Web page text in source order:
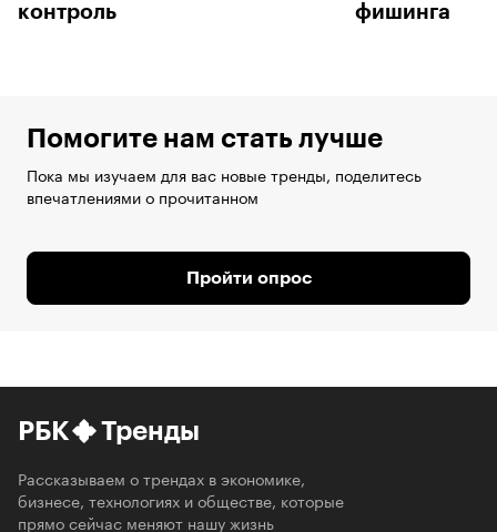
контроль
фишинга
Помогите нам стать лучше
Пока мы изучаем для вас новые тренды, поделитесь
впечатлениями о прочитанном
Пройти опрос
РБК Тренды
Рассказываем о трендах в экономике,
бизнесе, технологиях и обществе, которые
прямо сейчас меняют нашу жизнь